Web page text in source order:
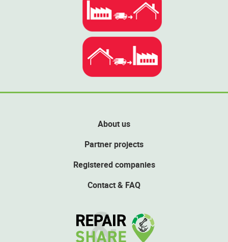
About us
Partner projects
Registered companies
Contact & FAQ